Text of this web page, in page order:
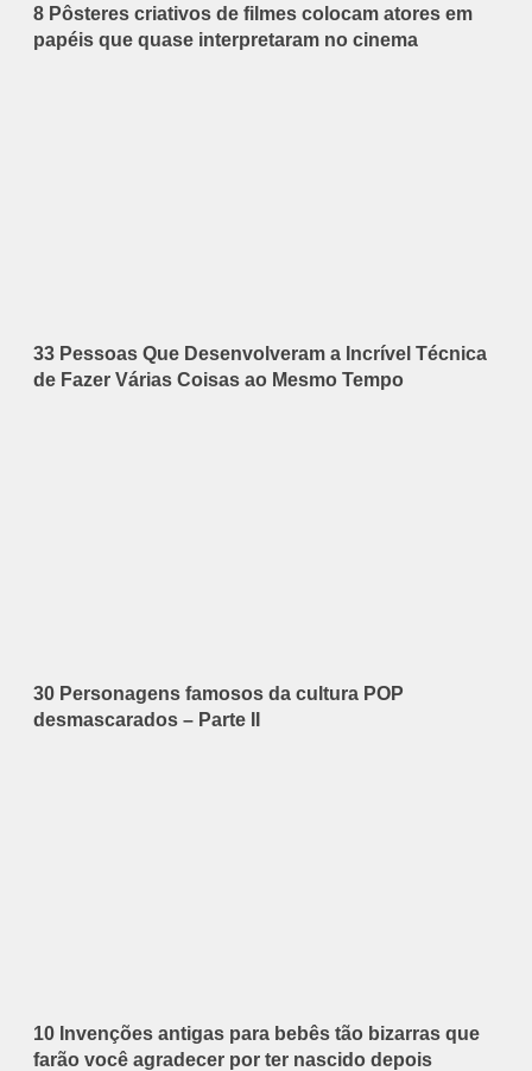
8 Pôsteres criativos de filmes colocam atores em
papéis que quase interpretaram no cinema
33 Pessoas Que Desenvolveram a Incrível Técnica
de Fazer Várias Coisas ao Mesmo Tempo
30 Personagens famosos da cultura POP
desmascarados – Parte II
10 Invenções antigas para bebês tão bizarras que
farão você agradecer por ter nascido depois